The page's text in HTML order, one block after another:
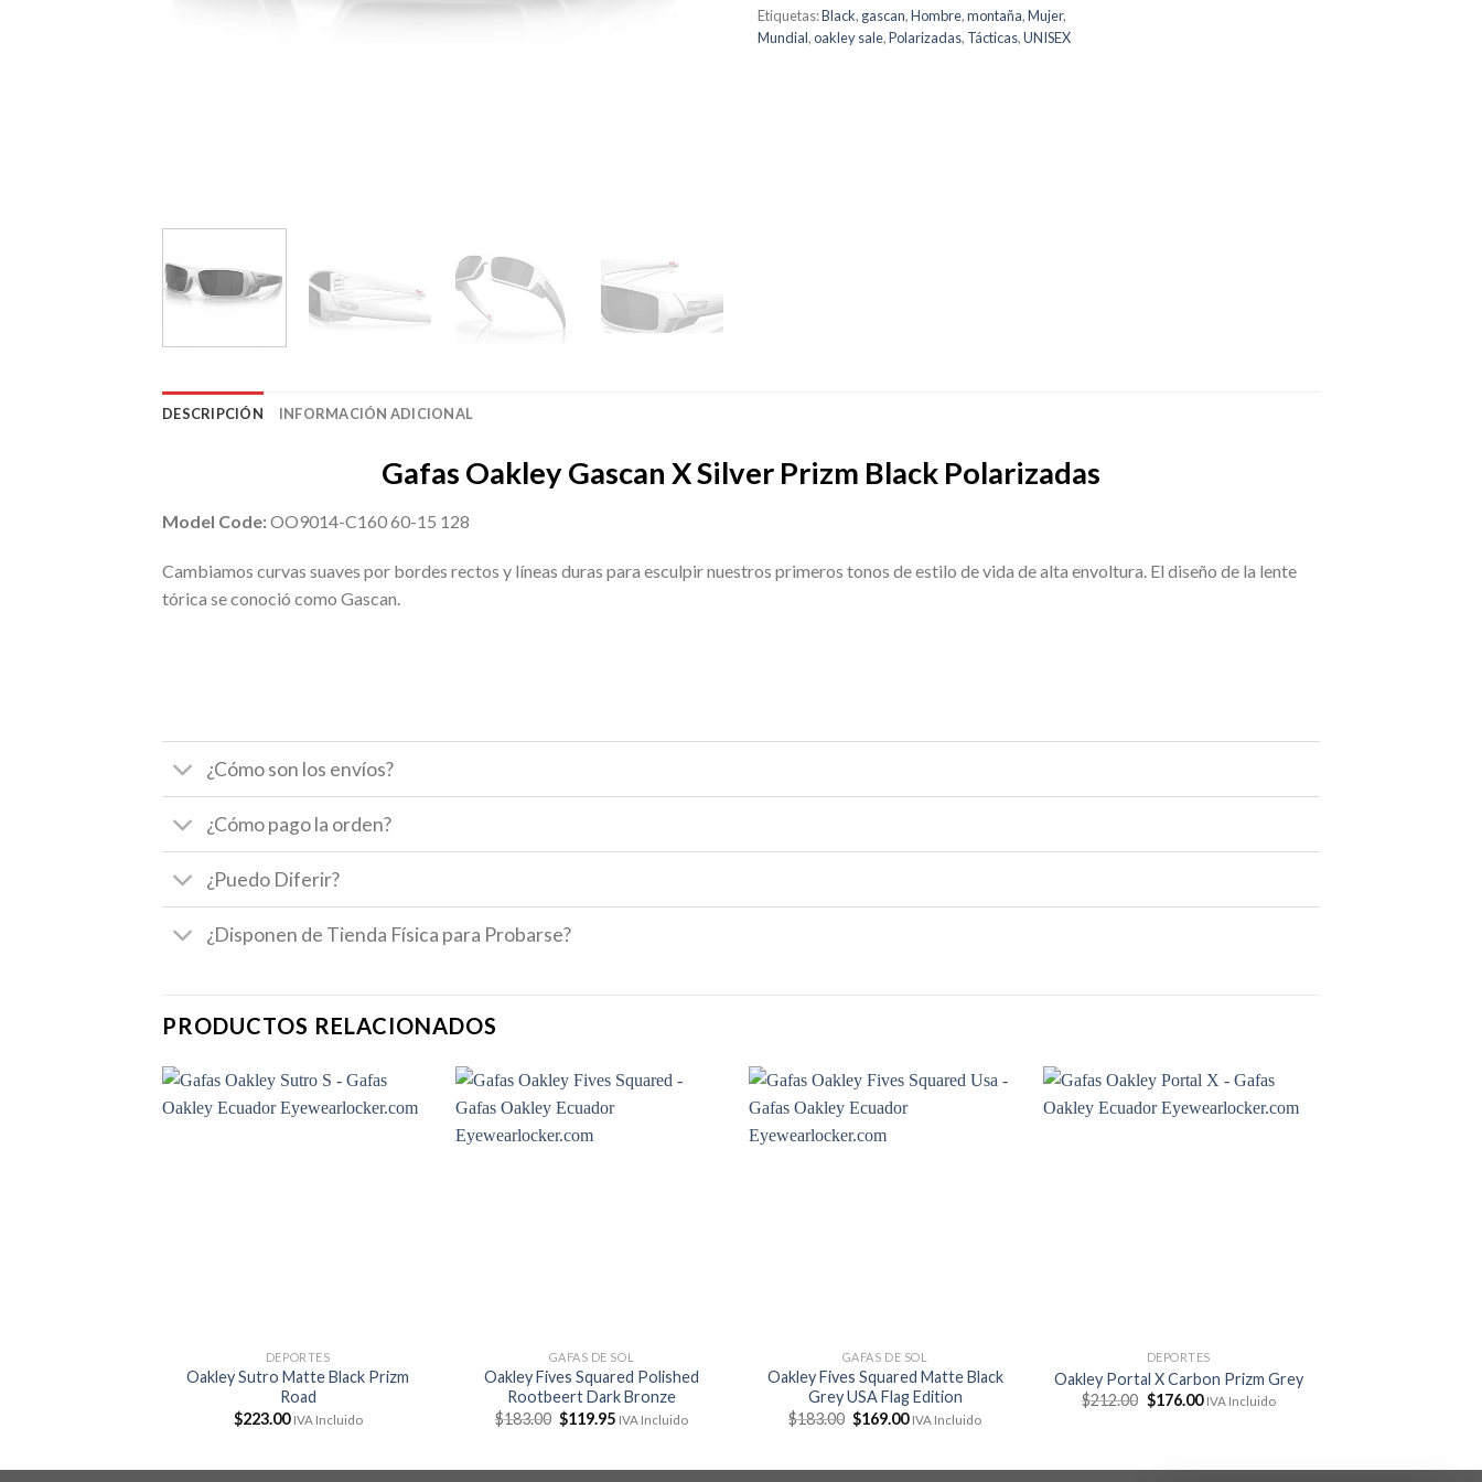
Etiquetas:Black, gascan,Hombre,montaña,Mujer,
Mundial,oakley sale,Polarizadas, Tácticas,UNISEX
DESCRIPCIÓN INFORMACIÓN ADICIONAL
Gafas Oakley Gascan X Silver Prizm Black Polarizadas
Model Code:OO9014-C160 60-15 128
Cambiamos curvas suaves por bordes rectos y líneas duras para esculpir nuestros primeros tonos de estilo de vida de alta envoltura. El diseño de la lente
tórica se conoció como Gascan.
¿Cómo son los envíos?
¿Cómo pago la orden?
¿Puedo Diferir?
¿Disponen de Tienda Física para Probarse?
PRODUCTOS RELACIONADOS
DEPORTES
Oakley Sutro Matte Black Prizm
Road
$223.00 IVA Incluido
GAFAS DE SOL
Oakley Fives Squared Polished
Rootbeert Dark Bronze
$183.00 El
precio
$119.95ElIVA Incluido
GAFAS DE SOL
Oakley Fives Squared Matte Black
Grey USA Flag Edition
$183.00 El
precio
$169.00ElIVA Incluido
DEPORTES
Oakley Portal X Carbon Prizm Grey
$212.00 El
precio
$176.00ElIVA Incluido